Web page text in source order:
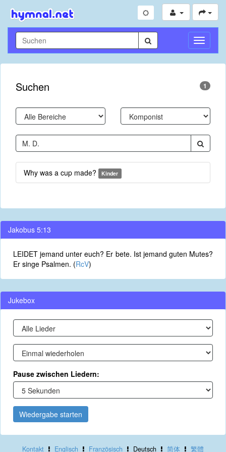
Suchen 1
Why was a cup made? Kinder
Jakobus 5:13
LEIDET jemand unter euch? Er bete. Ist jemand guten Mutes?
Er singe Psalmen. (RcV)
Jukebox
Pause zwischen Liedern:
Wiedergabe starten
Kontakt Englisch Französisch Deutsch 简体 繁體